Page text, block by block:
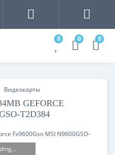
0 0 0
Видеокарты
GEFORCE
T2D384